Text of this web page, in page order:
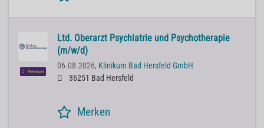
Premium
Ltd. Oberarzt Psychiatrie und Psychotherapie
(m/w/d)
06.08.2026, Klinikum Bad Hersfeld GmbH
36251 Bad Hersfeld
Merken